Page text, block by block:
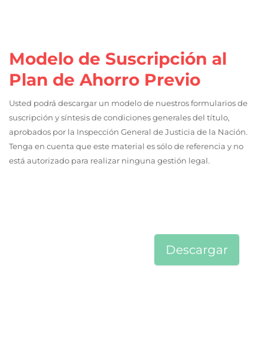
Modelo de Suscripción al
Plan de Ahorro Previo
Usted podrá descargar un modelo de nuestros formularios de
suscripción y síntesis de condiciones generales del título,
aprobados por la Inspección General de Justicia de la Nación.
Tenga en cuenta que este material es sólo de referencia y no
está autorizado para realizar ninguna gestión legal.
Descargar